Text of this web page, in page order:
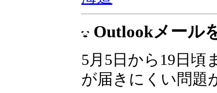
▼ 投資の祭典 く
海道
Outlookメール